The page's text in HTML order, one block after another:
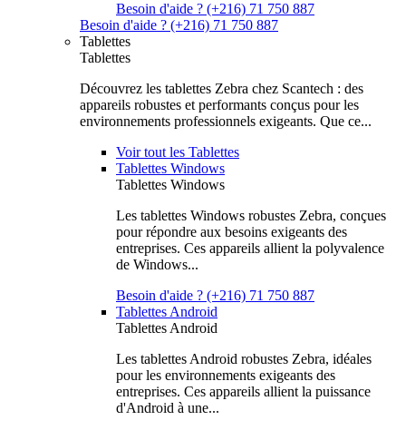
Besoin d'aide ? (+216) 71 750 887
Besoin d'aide ? (+216) 71 750 887
Tablettes
Tablettes
Découvrez les tablettes Zebra chez Scantech : des
appareils robustes et performants conçus pour les
environnements professionnels exigeants. Que ce...
Voir tout les Tablettes
Tablettes Windows
Tablettes Windows
Les tablettes Windows robustes Zebra, conçues
pour répondre aux besoins exigeants des
entreprises. Ces appareils allient la polyvalence
de Windows...
Besoin d'aide ? (+216) 71 750 887
Tablettes Android
Tablettes Android
Les tablettes Android robustes Zebra, idéales
pour les environnements exigeants des
entreprises. Ces appareils allient la puissance
d'Android à une...